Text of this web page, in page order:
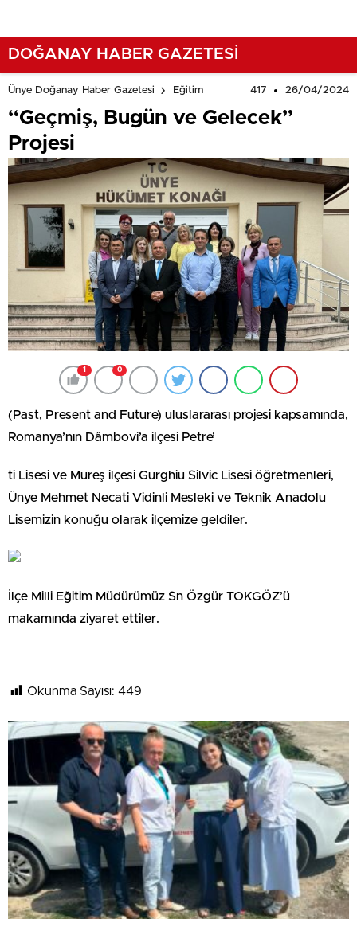
DOĞANAY HABER GAZETESİ
Ünye Doğanay Haber Gazetesi Eğitim 417 26/04/2024
“Geçmiş, Bugün ve Gelecek”
Projesi
1 0
(Past, Present and Future) uluslararası projesi kapsamında,
Romanya’nın Dâmbovi’a ilçesi Petre’
ti Lisesi ve Mureş ilçesi Gurghiu Silvic Lisesi öğretmenleri,
Ünye Mehmet Necati Vidinli Mesleki ve Teknik Anadolu
Lisemizin konuğu olarak ilçemize geldiler.
İlçe Milli Eğitim Müdürümüz Sn Özgür TOKGÖZ’ü
makamında ziyaret ettiler.
Okunma Sayısı: 449